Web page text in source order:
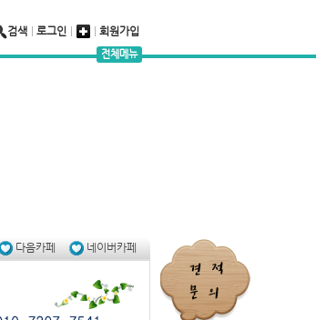
검색 로그인 회원가입
전체메뉴
네이버카페
다음카페